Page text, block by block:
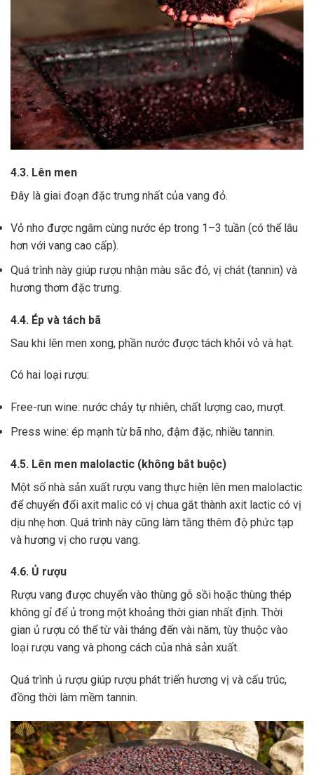
4.3. Lên men
Đây là giai đoạn đặc trưng nhất của vang đỏ.
Vỏ nho được ngâm cùng nước ép trong 1–3 tuần (có thể lâu
hơn với vang cao cấp).
Quá trình này giúp rượu nhận màu sắc đỏ, vị chát (tannin) và
hương thơm đặc trưng.
4.4. Ép và tách bã
Sau khi lên men xong, phần nước được tách khỏi vỏ và hạt.
Có hai loại rượu:
Free-run wine: nước chảy tự nhiên, chất lượng cao, mượt.
Press wine: ép mạnh từ bã nho, đậm đặc, nhiều tannin.
4.5. Lên men malolactic (không bắt buộc)
Một số nhà sản xuất rượu vang thực hiện lên men malolactic
để chuyển đổi axit malic có vị chua gắt thành axit lactic có vị
dịu nhẹ hơn. Quá trình này cũng làm tăng thêm độ phức tạp
và hương vị cho rượu vang.
4.6. Ủ rượu
Rượu vang được chuyển vào thùng gỗ sồi hoặc thùng thép
không gỉ để ủ trong một khoảng thời gian nhất định. Thời
gian ủ rượu có thể từ vài tháng đến vài năm, tùy thuộc vào
loại rượu vang và phong cách của nhà sản xuất.
Quá trình ủ rượu giúp rượu phát triển hương vị và cấu trúc,
đồng thời làm mềm tannin.